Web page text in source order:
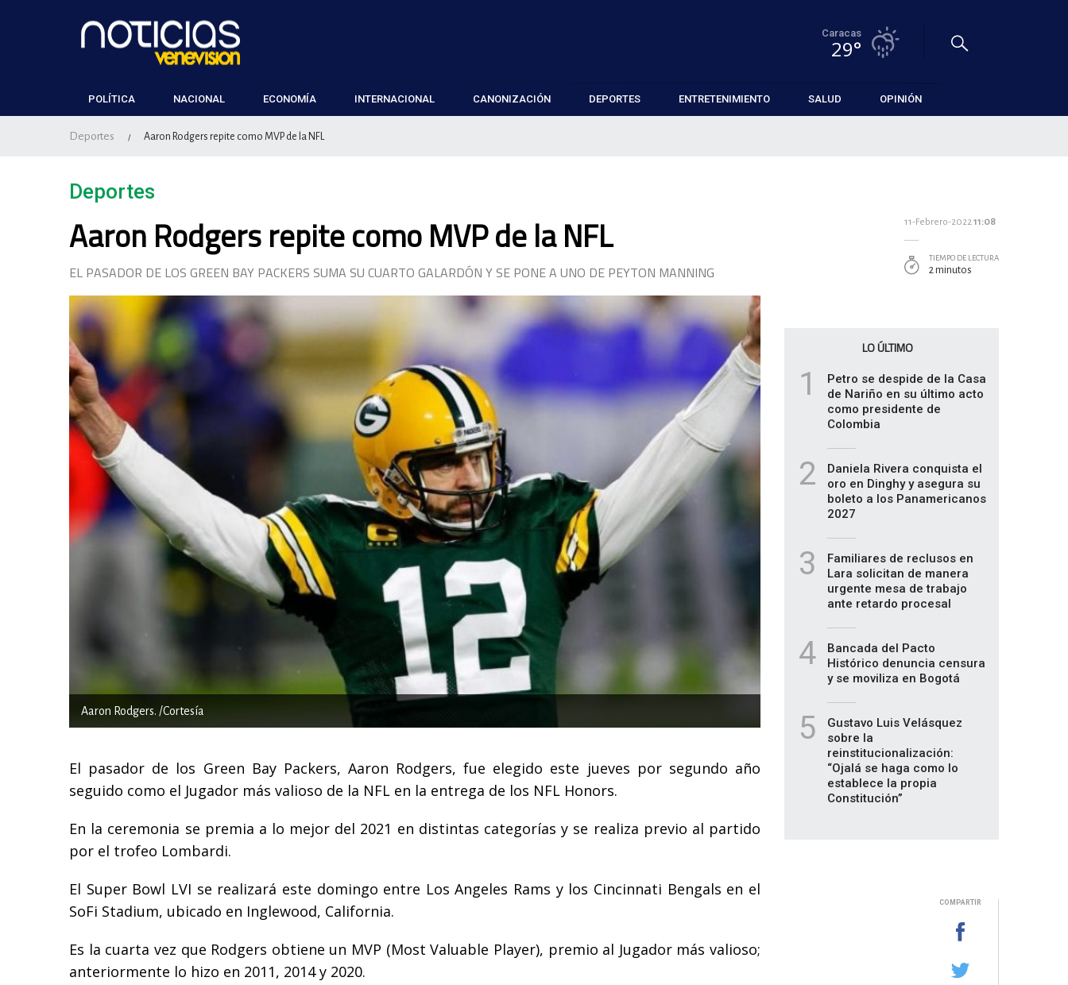
Caracas
29°
POLÍTICA NACIONAL ECONOMÍA INTERNACIONAL CANONIZACIÓN DEPORTES ENTRETENIMIENTO SALUD OPINIÓN
Deportes / Aaron Rodgers repite como MVP de la NFL
Deportes
Aaron Rodgers repite como MVP de la NFL
EL PASADOR DE LOS GREEN BAY PACKERS SUMA SU CUARTO GALARDÓN Y SE PONE A UNO DE PEYTON MANNING
Aaron Rodgers. /Cortesía
El pasador de los Green Bay Packers, Aaron Rodgers, fue elegido este jueves por segundo año
seguido como el Jugador más valioso de la NFL en la entrega de los NFL Honors.
En la ceremonia se premia a lo mejor del 2021 en distintas categorías y se realiza previo al partido
por el trofeo Lombardi.
El Super Bowl LVI se realizará este domingo entre Los Angeles Rams y los Cincinnati Bengals en el
SoFi Stadium, ubicado en Inglewood, California.
Es la cuarta vez que Rodgers obtiene un MVP (Most Valuable Player), premio al Jugador más valioso;
anteriormente lo hizo en 2011, 2014 y 2020.
11-Febrero-202211:08
TIEMPO DE LECTURA
2 minutos
LO ÚLTIMO
1
Petro se despide de la Casa
de Nariño en su último acto
como presidente de
Colombia
2
Daniela Rivera conquista el
oro en Dinghy y asegura su
boleto a los Panamericanos
2027
3
Familiares de reclusos en
Lara solicitan de manera
urgente mesa de trabajo
ante retardo procesal
4
Bancada del Pacto
Histórico denuncia censura
y se moviliza en Bogotá
5
Gustavo Luis Velásquez
sobre la
reinstitucionalización:
“Ojalá se haga como lo
establece la propia
Constitución”
COMPARTIR